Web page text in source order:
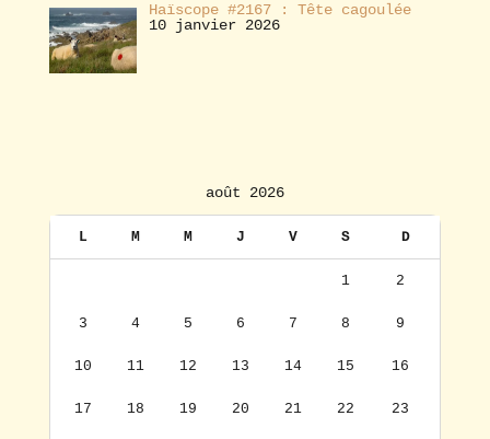
Haïscope #2167 : Tête cagoulée
10 janvier 2026
août 2026
L M M J V S D
1 2
3 4 5 6 7 8 9
10 11 12 13 14 15 16
17 18 19 20 21 22 23